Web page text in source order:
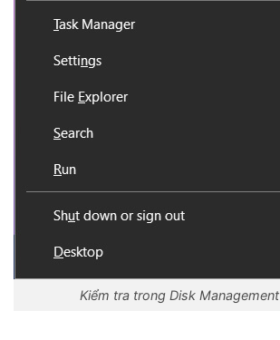
Kiểm tra trong Disk Management